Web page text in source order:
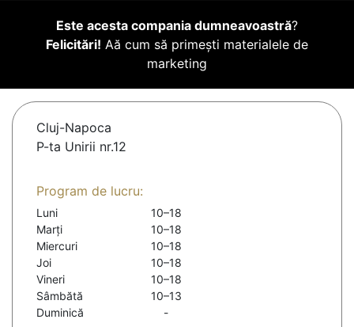
Este acesta compania dumneavoastră?
Felicitări! Aă cum să primești materialele de
marketing
Cluj-Napoca
P-ta Unirii nr.12
Program de lucru:
Luni
10–18
Marți
10–18
Miercuri
10–18
Joi
10–18
Vineri
10–18
Sâmbătă
10–13
Duminică
-